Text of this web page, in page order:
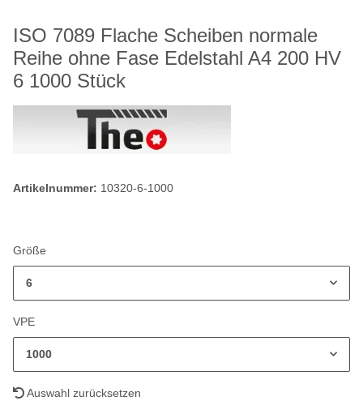
ISO 7089 Flache Scheiben normale
Reihe ohne Fase Edelstahl A4 200 HV
6 1000 Stück
Artikelnummer: 10320-6-1000
Größe
6
VPE
1000
Auswahl zurücksetzen